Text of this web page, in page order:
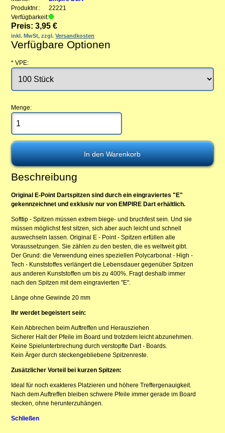
Produktnr.:
22221
Verfügbarkeit:
Preis: 3,95 €
inkl. MwSt, zzgl.Versandkosten
Verfügbare Optionen
* VPE:
Menge:
Beschreibung
Original E-Point Dartspitzen sind durch ein eingraviertes "E"
gekennzeichnet und exklusiv nur von EMPIRE Dart erhältlich.
Softtip - Spitzen müssen extrem biege- und bruchfest sein. Und sie
müssen möglichst fest sitzen, sich aber auch leicht und schnell
auswechseln lassen. Original E - Point - Spitzen erfüllen alle
Voraussetzungen. Sie zählen zu den besten, die es weltweit gibt.
Der Grund: die Verwendung eines speziellen Polycarbonat - High -
Tech - Kunststoffes verlängert die Lebensdauer gegenüber Spitzen
aus anderen Kunststoffen um bis zu 400%. Fragt deshalb immer
nach den Spitzen mit dem eingravierten "E".
Länge ohne Gewinde 20 mm
Ihr werdet begeistert sein:
Kein Abbrechen beim Auftreffen und Herausziehen
Sicherer Halt der Pfeile im Board und trotzdem leicht abzunehmen.
Keine Spielunterbrechung durch verstopfte Dart - Boards.
Kein Ärger durch steckengebliebene Spitzenreste.
Zusätzlicher Vorteil bei kurzen Spitzen:
Ideal für noch exakteres Platzieren und höhere Treffergenauigkeit.
Nach dem Auftreffen bleiben schwere Pfeile immer gerade im Board
stecken, ohne herunterzuhängen.
Schließen